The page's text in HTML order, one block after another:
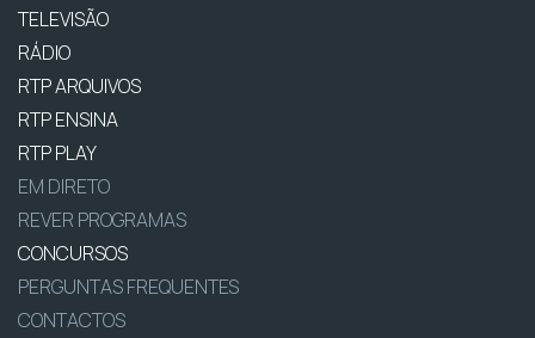
TELEVISÃO
RÁDIO
RTP ARQUIVOS
RTP ENSINA
RTP PLAY
EM DIRETO
REVER PROGRAMAS
CONCURSOS
PERGUNTAS FREQUENTES
CONTACTOS